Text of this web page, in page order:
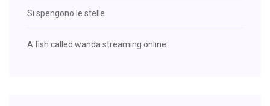
Si spengono le stelle
A fish called wanda streaming online